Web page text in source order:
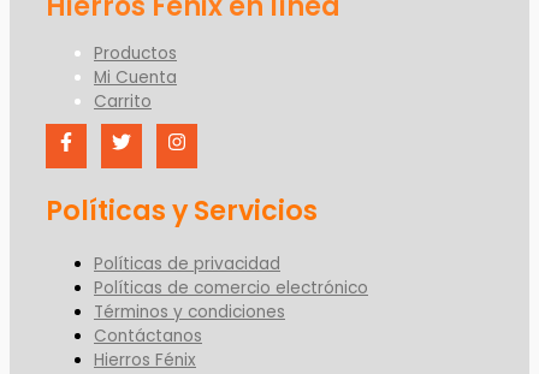
Productos
Mi Cuenta
Carrito
Políticas y Servicios
Políticas de privacidad
Políticas de comercio electrónico
Términos y condiciones
Contáctanos
Hierros Fénix